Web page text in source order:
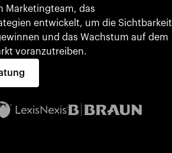
Marketingteam, das
entwickelt, um die Sichtbarkeit
und das Wachstum auf dem
voranzutreiben.